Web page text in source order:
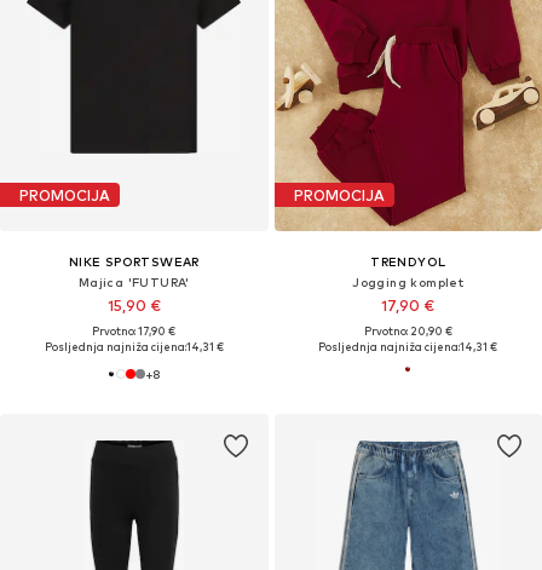
PROMOCIJA
NIKE SPORTSWEAR
Majica 'FUTURA'
15,90 €
Prvotno: 17,90 €
Posljednja najniža cijena:14,31 €
+8
PROMOCIJA
TRENDYOL
Jogging komplet
17,90 €
Prvotno: 20,90 €
Posljednja najniža cijena:14,31 €